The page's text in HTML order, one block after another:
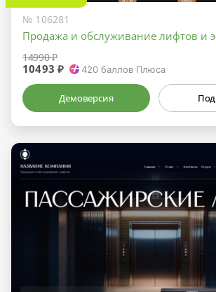
№ 106281
Продажа и обслуживание лифтов и
14990 ₽
10493 ₽ 420 баллов Плюса
Демоверсия